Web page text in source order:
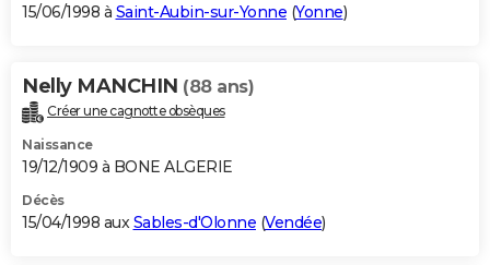
15/06/1998 à Saint-Aubin-sur-Yonne (Yonne)
Nelly MANCHIN (88 ans)
Créer une cagnotte obsèques
Naissance
19/12/1909 à BONE ALGERIE
Décès
15/04/1998 auxSables-d'Olonne (Vendée)